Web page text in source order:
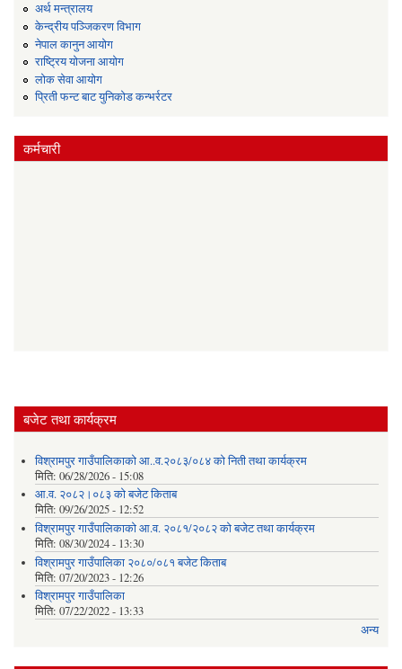
अर्थ मन्त्रालय
केन्द्रीय पञ्जिकरण विभाग
नेपाल कानुन आयोग
राष्ट्रिय योजना आयोग
लोक सेवा आयोग
प्रिती फन्ट बाट युनिकोड कन्भर्रटर
कर्मचारी
बजेट तथा कार्यक्रम
विश्रामपुर गाउँपालिकाको आ..व.२०८३/०८४ को निती तथा कार्यक्रम
मिति: 06/28/2026 - 15:08
आ.व. २०८२।०८३ को बजेट किताब
मिति: 09/26/2025 - 12:52
विश्रामपुर गाउँपालिकाको आ.व. २०८१/२०८२ को बजेट तथा कार्यक्रम
मिति: 08/30/2024 - 13:30
विश्रामपुर गाउँपालिका २०८०/०८१ बजेट किताब
मिति: 07/20/2023 - 12:26
विश्रामपुर गाउँपालिका
मिति: 07/22/2022 - 13:33
अन्य